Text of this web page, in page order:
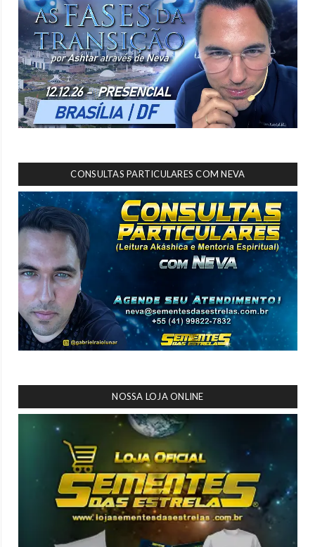
CONSULTAS PARTICULARES COM NEVA
NOSSA LOJA ONLINE